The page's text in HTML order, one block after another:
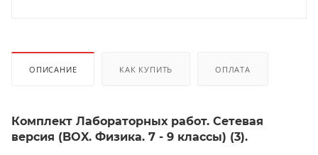
ОПИСАНИЕ КАК КУПИТЬ ОПЛАТА
Комплект Лабораторных работ. Сетевая
версия (BOX. Физика. 7 - 9 классы) (3).